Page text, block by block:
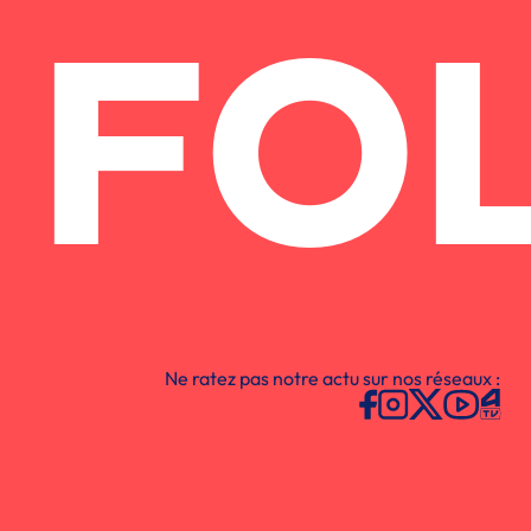
Ne ratez pas notre actu sur nos réseaux :